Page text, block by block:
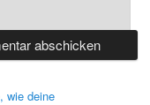
wie deine